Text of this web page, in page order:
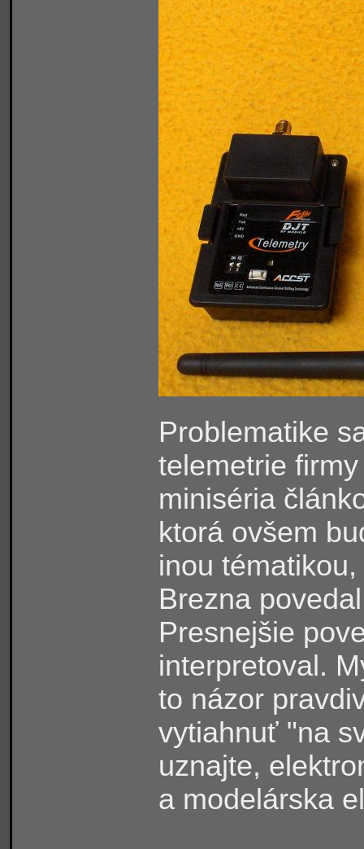
Problematike
telemetrie
miniséria
ktorá ovšem
inou
Brezna
Presnejšie
interpretoval.
to názor
vytiahnuť "na
uznajte,
a modelárska